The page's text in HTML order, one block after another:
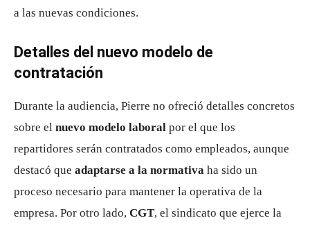
a las nuevas condiciones.
Detalles del nuevo modelo de
contratación
Durante la audiencia, Pierre no ofreció detalles concretos
sobre el nuevo modelo laboral por el que los
repartidores serán contratados como empleados, aunque
destacó que adaptarse a la normativa ha sido un
proceso necesario para mantener la operativa de la
empresa. Por otro lado, CGT, el sindicato que ejerce la